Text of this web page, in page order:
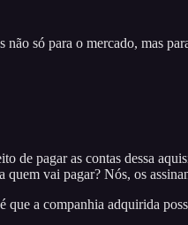
só para o mercado, mas
pagar as contas dessa
vai pagar? Nós, os
a companhia adquirida